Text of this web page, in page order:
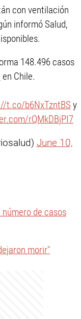
con ventilación
informó Salud,
148.496 casos
en Chile.
t.co/b6NxTzntBS y
rQMkDBjPI7
June 10,
número de casos
morir"